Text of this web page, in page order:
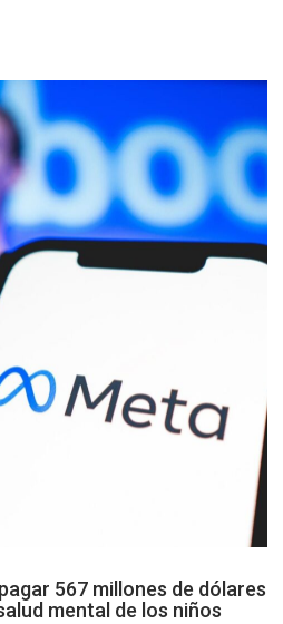
567 millones de dólares
mental de los niños